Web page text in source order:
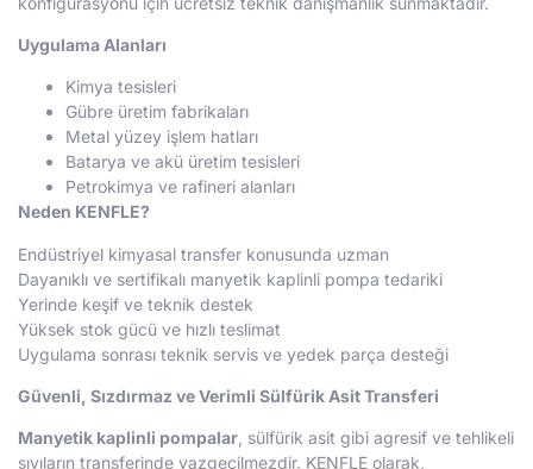
Uygulama Alanları
Kimya tesisleri
Gübre üretim fabrikaları
Metal yüzey işlem hatları
Batarya ve akü üretim tesisleri
Petrokimya ve rafineri alanları
Neden KENFLE?
Endüstriyel kimyasal transfer konusunda uzman
Dayanıklı ve sertifikalı manyetik kaplinli pompa tedariki
Yerinde keşif ve teknik destek
Yüksek stok gücü ve hızlı teslimat
Uygulama sonrası teknik servis ve yedek parça desteği
Güvenli, Sızdırmaz ve Verimli Sülfürik Asit Transferi
Manyetik kaplinli pompalar, sülfürik asit gibi agresif ve tehlikeli
sıvıların transferinde vazgeçilmezdir. KENFLE olarak,